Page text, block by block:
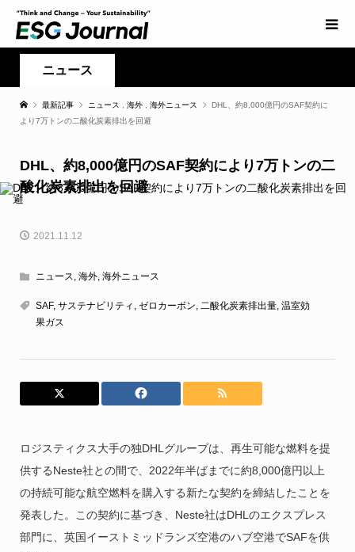
ニュース
最新記事 ニュース 海外 海外ニュース
DHL、約8,000億円のSAF契約に
より7万トンの二酸化炭素排出を回避
DHL、約8,000億円のSAF契約により7万トンの二
酸化炭素排出を回避
2021.11.12
ニュース, 海外, 海外ニュース
SAF, サステナビリティ , ゼロカーボン, 二酸化炭素排出量, 温室効
果ガス
ロジスティクス大手の独DHLグループは、再生可能な燃料を提
供するNeste社との間で、2022年半ばまでに約8,000億円以上
の持続可能な航空燃料を購入する新たな契約を締結したことを
発表した。この契約に基づき、Neste社はDHLのエクスプレス
部門に、英国イーストミッドランズ空港のハブ空港でSAFを供